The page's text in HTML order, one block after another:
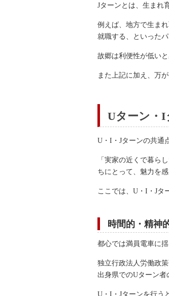
Jターンとは、生まれ
例えば、地方で生ま
就職する、といった
故郷は利便性が低い
また上記に加え、万
Uターン・I
U・I・Jターンの共通
「実家の近くで暮ら
ちにとって、魅力を
ここでは、U・I・Jタ
時間的・精神
都心では満員電車に
独立行政法人労働政
出身県でのUターン者
U・I・Jターンを行う